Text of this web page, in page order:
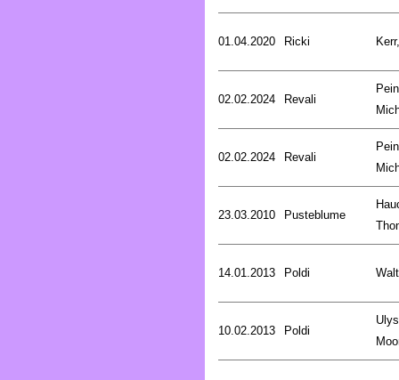
01.04.2020 Ricki
02.02.2024 Revali
02.02.2024 Revali
23.03.2010 Pusteblume
14.01.2013 Poldi
10.02.2013 Poldi